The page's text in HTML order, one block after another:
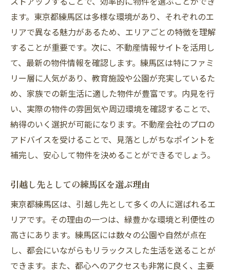
ます。東京都練馬区は多様な環境があり、それぞれのエ
リアで異なる魅力があるため、エリアごとの特徴を理解
することが重要です。次に、不動産情報サイトを活用し
て、最新の物件情報を確認します。練馬区は特にファミ
リー層に人気があり、教育施設や公園が充実しているた
め、家族での新生活に適した物件が豊富です。内見を行
い、実際の物件の雰囲気や周辺環境を確認することで、
納得のいく選択が可能になります。不動産会社のプロの
アドバイスを受けることで、見落としがちなポイントを
補完し、安心して物件を決めることができるでしょう。
引越し先としての練馬区を選ぶ理由
東京都練馬区は、引越し先として多くの人に選ばれるエ
リアです。その理由の一つは、緑豊かな環境と利便性の
高さにあります。練馬区には数々の公園や自然が点在
し、都会にいながらもリラックスした生活を送ることが
できます。また、都心へのアクセスも非常に良く、主要